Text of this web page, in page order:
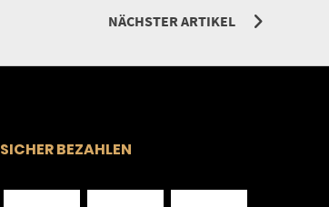
NÄCHSTER ARTIKEL
SICHER BEZAHLEN